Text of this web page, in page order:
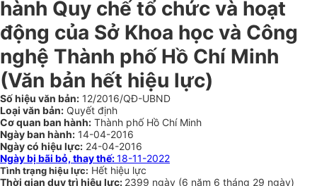
hành Quy chế tổ chức và hoạt
động của Sở Khoa học và Công
nghệ Thành phố Hồ Chí Minh
(Văn bản hết hiệu lực)
Số hiệu văn bản: 12/2016/QĐ-UBND
Loại văn bản: Quyết định
Cơ quan ban hành: Thành phố Hồ Chí Minh
Ngày ban hành: 14-04-2016
Ngày có hiệu lực: 24-04-2016
Ngày bị bãi bỏ, thay thế:18-11-2022
Tình trạng hiệu lực: Hết hiệu lực
Thời gian duy trì hiệu lực: 2399 ngày (6 năm 6 tháng 29 ngày)